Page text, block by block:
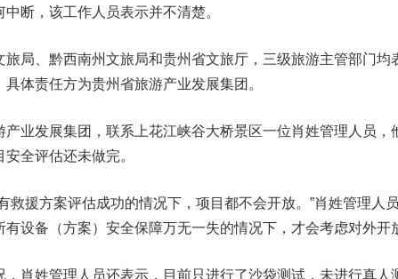
断，该工作人员表示并不清楚。
局、黔西南州文旅局和贵州省文旅厅，三级旅游主管部门均
体责任方为贵州省旅游产业发展集团。
产业发展集团，联系上花江峡谷大桥景区一位肖姓管理人员，
全评估还未做完。
救援方案评估成功的情况下，项目都不会开放。”肖姓管理人
设备（方案）安全保障万无一失的情况下，才会考虑对外开
肖姓管理人员还表示，目前只进行了沙袋测试，未进行真人